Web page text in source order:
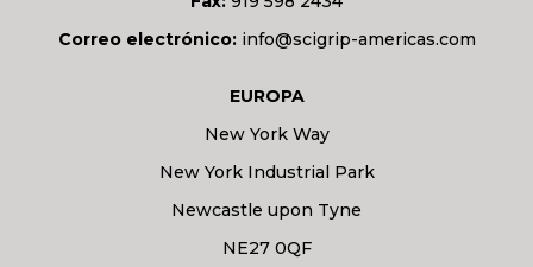
Correo electrónico: info@scigrip-americas.com
EUROPA
New York Way
New York Industrial Park
Newcastle upon Tyne
NE27 0QF